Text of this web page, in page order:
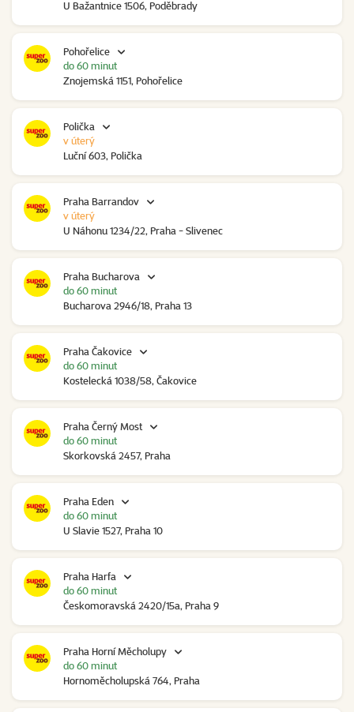
U Bažantnice 1506, Poděbrady
Pohořelice
Znojemská 1151, Pohořelice
do 60 minut
Polička
Luční 603, Polička
v úterý
Praha Barrandov
U Náhonu 1234/22, Praha - Slivenec
v úterý
Praha Bucharova
Bucharova 2946/18, Praha 13
do 60 minut
Praha Čakovice
Kostelecká 1038/58, Čakovice
do 60 minut
Praha Černý Most
Skorkovská 2457, Praha
do 60 minut
Praha Eden
U Slavie 1527, Praha 10
do 60 minut
Praha Harfa
Českomoravská 2420/15a, Praha 9
do 60 minut
Praha Horní Měcholupy
Hornoměcholupská 764, Praha
do 60 minut